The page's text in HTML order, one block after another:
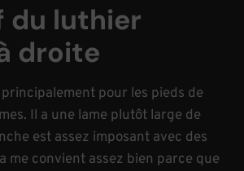
du luthier
droite
pour les pieds de
Il a une lame plutôt large de
est assez imposant avec des
me convient assez bien parce que